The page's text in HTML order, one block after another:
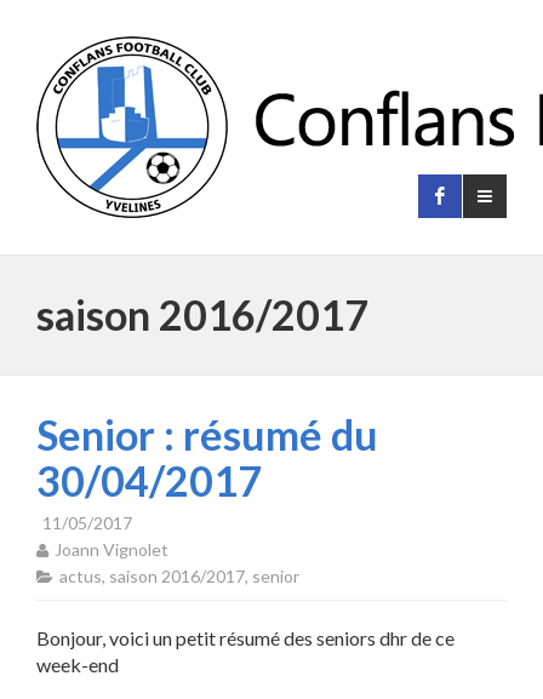
saison 2016/2017
Senior : résumé du
30/04/2017
11/05/2017
Joann Vignolet
actus, saison 2016/2017, senior
Bonjour, voici un petit résumé des seniors dhr de ce
week-end